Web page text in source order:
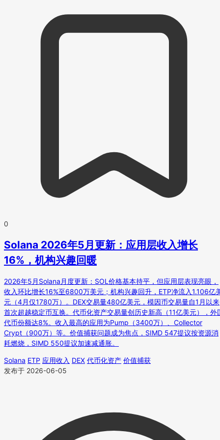
0
Solana 2026年5月更新：应用层收入增长
16%，机构兴趣回暖
2026年5月Solana月度更新：SOL价格基本持平，但应用层表现亮眼，
收入环比增长16%至6800万美元；机构兴趣回升，ETP净流入1.106亿
元（4月仅1780万）。DEX交易量480亿美元，模因币交易量自1月以来
首次超越稳定币互换。代币化资产交易量创历史新高（11亿美元），外
代币份额达8%。收入最高的应用为Pump（3400万）、Collector
Crypt（900万）等。价值捕获问题成为焦点，SIMD 547提议按资源消
耗燃烧，SIMD 550提议加速减通胀。
Solana ETP 应用收入 DEX 代币化资产 价值捕获
发布于 2026-06-05